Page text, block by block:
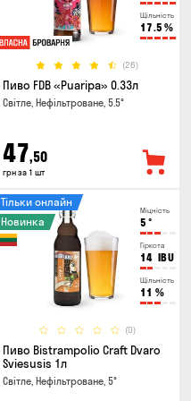
Щільність
17.5 %
(26)
Пиво FDB «Puaripa» 0.33л
Світле, Нефільтроване, 5.5°
47,50
грн за 1 шт
Міцність
5 °
Гіркота
14 IBU
Щільність
11 %
(0)
Тільки онлайн
Новинка
Пиво Bistrampolio Craft Dvaro
Sviesusis 1л
Світле, Нефільтроване, 5°